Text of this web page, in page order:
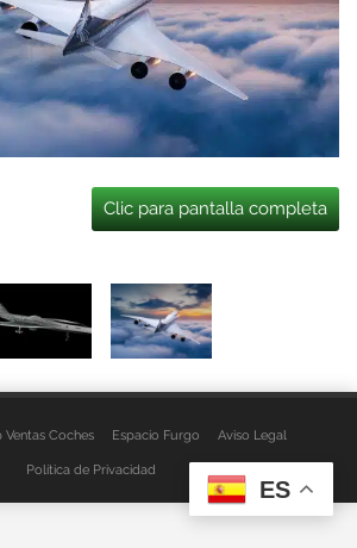
Clic para pantalla completa
Ventas Coches Espacio Furgo Aviso Legal
Política de Privacidad
ES